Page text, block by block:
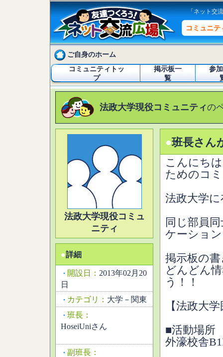
「ネット交
コミュニテ
ご自身のホーム
コミュニティトッ
プ
掲示板一
覧
参
法政大学現役コミュニティの
法政大学現役コミュ
ニティ
●詳細
・ 開設日： 2013年02月20
日
・ カテゴリ： 大学－関東
・ 班長：
HoseiUniさん
・ 副班長：
●班長さん
こんにち
ためのコ
法政大学
同じ部員
ケーショ
掲示板の
どんどん
う！！
【法政大
■活動場所
外濠校舎